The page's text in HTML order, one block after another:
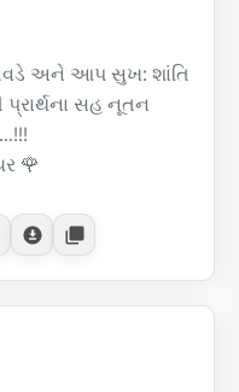
અને આપ સુખ: શાંતિ
પ્રાર્થના સહ નૂતન
🌹